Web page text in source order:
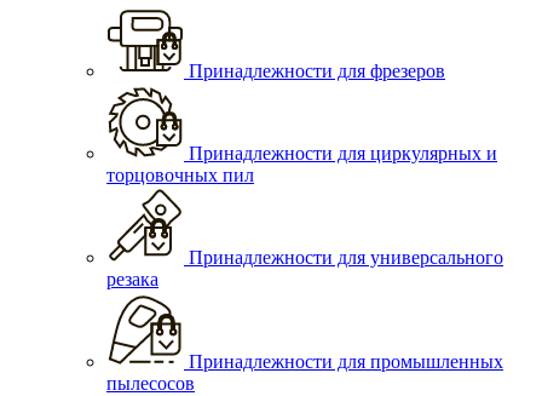
Принадлежности для фрезеров
Принадлежности для циркулярных и
торцовочных пил
Принадлежности для универсального
резака
Принадлежности для промышленных
пылесосов